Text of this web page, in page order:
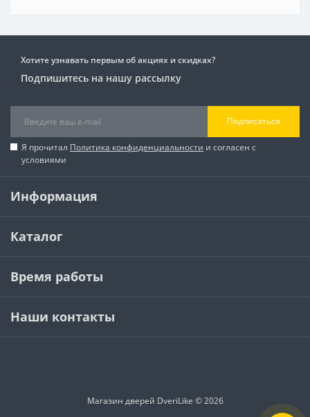
Хотите узнавать первым об акциях и скидках?
Подпишитесь на нашу рассылку
Подписаться
Я прочитал Политика конфиденциальности и согласен с
условиями
Информация
Каталог
Время работы
Наши контакты
Магазин дверей DveriLike © 2026